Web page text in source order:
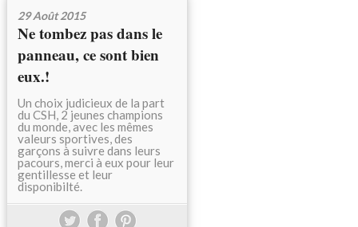
29 Août 2015
Ne tombez pas dans le
panneau, ce sont bien
eux.!
Un choix judicieux de la part
du CSH, 2 jeunes champions
du monde, avec les mêmes
valeurs sportives, des
garçons à suivre dans leurs
pacours, merci à eux pour leur
gentillesse et leur
disponibilté.